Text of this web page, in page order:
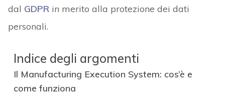
dal GDPRin merito alla protezione dei dati
personali.
Indice degli argomenti
Il Manufacturing Execution System: cos’è e
come funziona